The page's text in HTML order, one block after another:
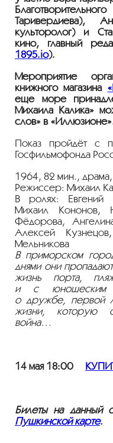
Таривердиева),
культоролог) и
кино, главный
1895.io).
Мероприятие
книжного магазина
ещё море
Михаила Калика»
слов» в
Показ пройдёт с
Госфильмофонда
1964, 82 мин.,
Режиссер: Михаил
В ролях: Евгений
Михаил Кононов,
Фёдорова,
Алексей
Мельникова
В приморском
днями они
жизнь порта,
и с юношеским
о дружбе, первой
жизни, которую
война…
14 мая 18:00
Билеты на данный
Пушкинской карте.